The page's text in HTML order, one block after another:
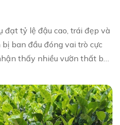
tỷ lệ đậu cao, trái đẹp và
ban đầu đóng vai trò cực
thấy nhiều vườn thất bại